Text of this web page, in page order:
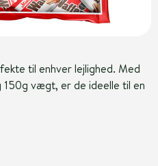
til enhver lejlighed. Med
vægt, er de ideelle til en